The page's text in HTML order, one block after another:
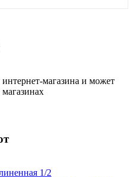
магазина и может